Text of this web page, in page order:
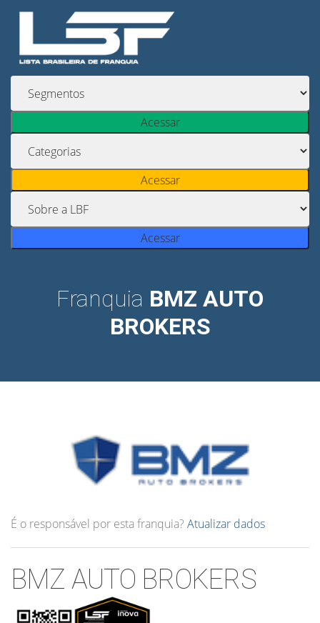
Acessar
Acessar
Acessar
Franquia BMZ AUTO
BROKERS
É o responsável por esta franquia? Atualizar dados
BMZ AUTO BROKERS